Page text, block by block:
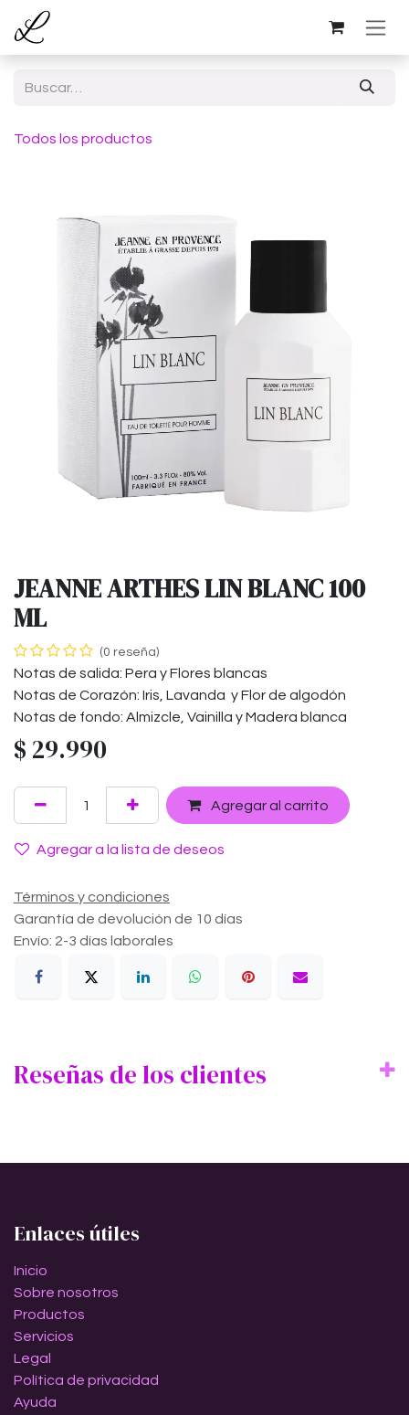
Ir al contenido
Todos los productos
JEANNE ARTHES LIN BLANC 100
ML
(0 reseña)
Notas de salida: Pera y Flores blancas
Notas de Corazón: Iris, Lavanda y Flor de algodón
Notas de fondo: Almizcle, Vainilla y Madera blanca
$ 29.990
Agregar al carrito
Agregar a la lista de deseos
Términos y condiciones
Garantía de devolución de 10 días
Envío: 2-3 días laborales
Reseñas de los clientes
Enlaces útiles
Inicio
Sobre nosotros
Productos
Servicios
Legal
Política de privacidad
Ayuda